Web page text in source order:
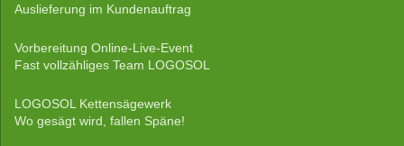
Auslieferung im Kundenauftrag
Vorbereitung Online-Live-Event
Fast vollzähliges Team LOGOSOL
LOGOSOL Kettensägewerk
Wo gesägt wird, fallen Späne!